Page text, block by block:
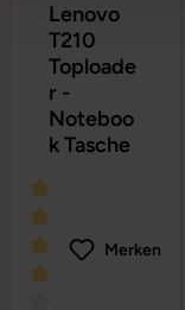
Lenovo
T210
Toploade
r -
Noteboo
k Tasche
Merken